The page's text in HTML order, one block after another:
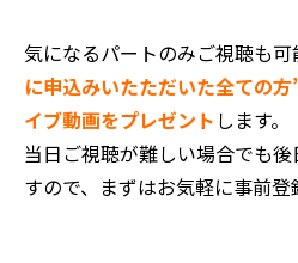
気になるパートのみご視聴も可
に申込みいたただいた全ての
イブ動画をプレゼント します。
当日ご視聴が難しい場合でも
すので、まずはお気軽に事前登